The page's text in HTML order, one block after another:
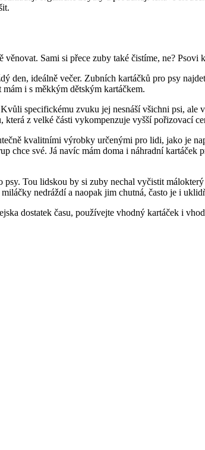
Sami si přece zuby také čistíme, ne?
den, ideálně večer. Zubních kartáčků pro psy
i s měkkým dětským kartáčkem.
specifickému zvuku jej nesnáší všichni psi, ale
která z velké části vykompenzuje vyšší pořizovací
kvalitními výrobky určenými pro lidi, jako je
své. Já navíc mám doma i náhradní kartáček
Tou lidskou by si zuby nechal vyčistit
nedráždí a naopak jim chutná, často je i
dostatek času, používejte vhodný kartáček i